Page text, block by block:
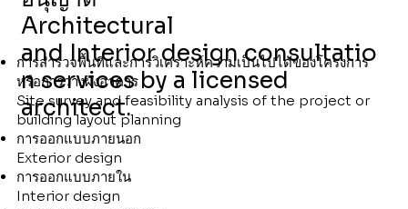
Architectural
and Interior design consultatio
n services by a licensed
architect.
การสำรวจพื้นที่และการวิเคราะห์ความเป็นไปได้ของโครงการ
หรือการวางผังอาคาร
Site survey and feasibility analysis of the project or
building layout planning
การออกแบบภายนอก
Exterior design
การออกแบบภายใน
Interior design